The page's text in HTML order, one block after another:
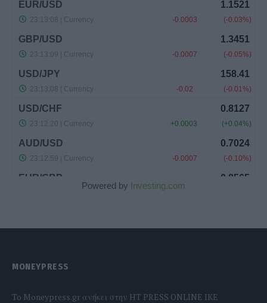
Powered by Investing.com
MONEYPRESS
To Moneypress.gr ανήκει στην HT PRESS ONLINE IKE